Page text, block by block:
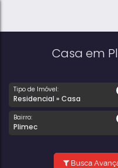
Casa em
Tipo de Imóvel:
Residencial » Casa
Bairro:
Plimec
Busca